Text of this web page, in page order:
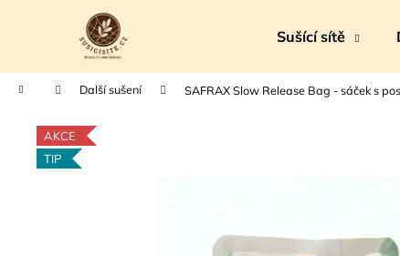
Sušící sítě
Domů Další sušení SAFRAX Slow Release Bag - sáček s
AKCE
TIP
í
Zpět
do
Zpět
do